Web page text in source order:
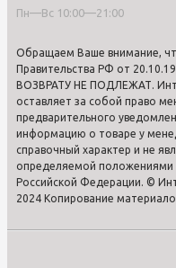
Пн—Вс 10:00—21:00
Обращаем Ваше внимание,
Правительства РФ от
ВОЗВРАТУ НЕ ПОДЛЕЖАТ.
оставляет за собой право
предварительного
информацию о товаре у
справочный характер и не
определяемой положениями
Российской Федерации. ©
2024 Копирование